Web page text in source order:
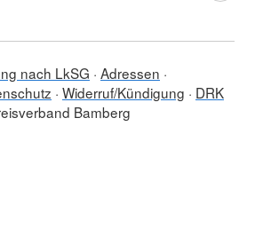
nach LkSG Adressen
Widerruf/Kündigung
DRK
Bamberg